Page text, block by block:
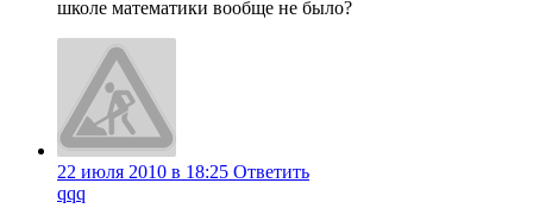
школе математики вообще не было?
22 июля 2010 в 18:25 Ответить
qqq